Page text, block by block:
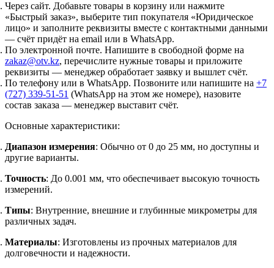
Через сайт. Добавьте товары в корзину или нажмите
«Быстрый заказ», выберите тип покупателя «Юридическое
лицо» и заполните реквизиты вместе с контактными данными
— счёт придёт на email или в WhatsApp.
По электронной почте. Напишите в свободной форме на
zakaz@otv.kz, перечислите нужные товары и приложите
реквизиты — менеджер обработает заявку и вышлет счёт.
По телефону или в WhatsApp. Позвоните или напишите на +7
(727) 339-51-51 (WhatsApp на этом же номере), назовите
состав заказа — менеджер выставит счёт.
Основные характеристики:
Диапазон измерения: Обычно от 0 до 25 мм, но доступны и
другие варианты.
Точность: До 0.001 мм, что обеспечивает высокую точность
измерений.
Типы: Внутренние, внешние и глубинные микрометры для
различных задач.
Материалы: Изготовлены из прочных материалов для
долговечности и надежности.